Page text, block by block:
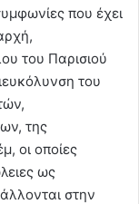
που έχει
του Παρισιού
του
της
οι οποίες
ως
στην